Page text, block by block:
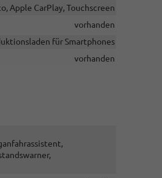
Apple CarPlay, Touchscreen
vorhanden
für Smartphones
vorhanden